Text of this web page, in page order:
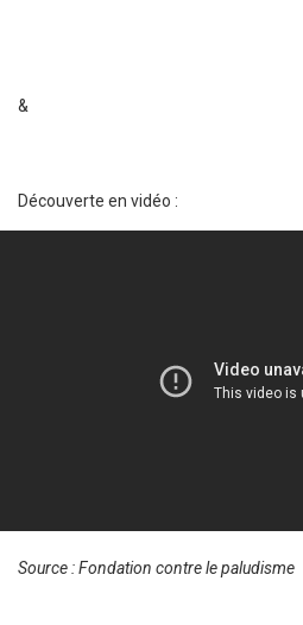
&
Découverte en vidéo :
Source : Fondation contre le paludisme